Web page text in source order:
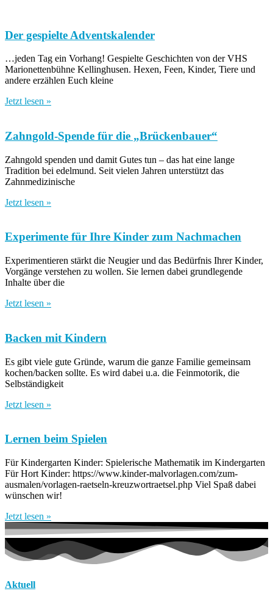
Der gespielte Adventskalender
…jeden Tag ein Vorhang! Gespielte Geschichten von der VHS
Marionettenbühne Kellinghusen. Hexen, Feen, Kinder, Tiere und
andere erzählen Euch kleine
Jetzt lesen »
Zahngold-Spende für die „Brückenbauer“
Zahngold spenden und damit Gutes tun – das hat eine lange
Tradition bei edelmund. Seit vielen Jahren unterstützt das
Zahnmedizinische
Jetzt lesen »
Experimente für Ihre Kinder zum Nachmachen
Experimentieren stärkt die Neugier und das Bedürfnis Ihrer Kinder,
Vorgänge verstehen zu wollen. Sie lernen dabei grundlegende
Inhalte über die
Jetzt lesen »
Backen mit Kindern
Es gibt viele gute Gründe, warum die ganze Familie gemeinsam
kochen/backen sollte. Es wird dabei u.a. die Feinmotorik, die
Selbständigkeit
Jetzt lesen »
Lernen beim Spielen
Für Kindergarten Kinder: Spielerische Mathematik im Kindergarten
Für Hort Kinder: https://www.kinder-malvorlagen.com/zum-
ausmalen/vorlagen-raetseln-kreuzwortraetsel.php Viel Spaß dabei
wünschen wir!
Jetzt lesen »
Aktuell